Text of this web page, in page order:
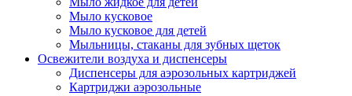
Мыло кусковое
Мыло кусковое для детей
Мыльницы, стаканы для зубных щеток
Освежители воздуха и диспенсеры
Диспенсеры для аэрозольных картриджей
Картриджи аэрозольные